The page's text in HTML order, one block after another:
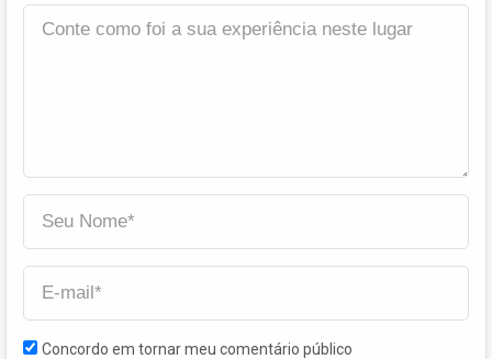
Concordo em tornar meu comentário público